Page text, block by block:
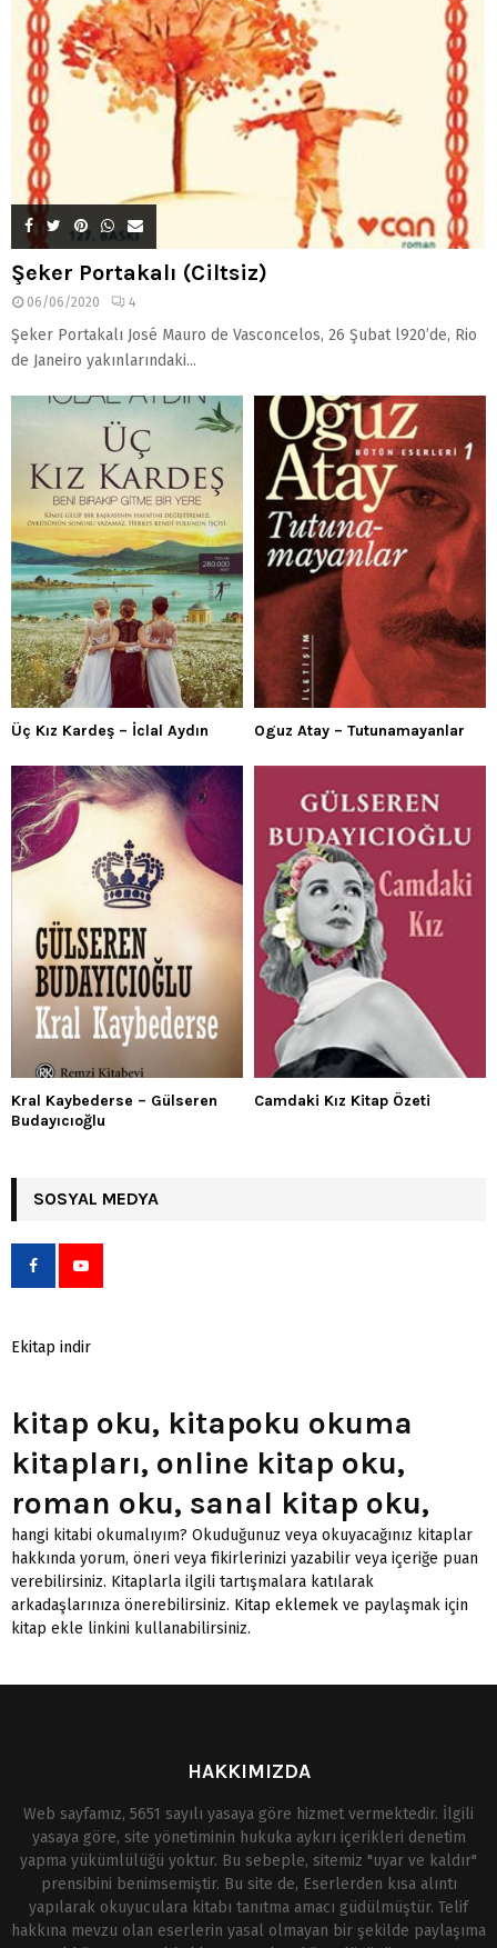
Şeker Portakalı (Ciltsiz)
06/06/2020 4
Şeker Portakalı José Mauro de Vasconcelos, 26 Şubat l920’de, Rio
de Janeiro yakınlarındaki...
Üç Kız Kardeş – İclal Aydın Oguz Atay – Tutunamayanlar
Kral Kaybederse – Gülseren
Budayıcıoğlu
Camdaki Kız Kitap Özeti
SOSYAL MEDYA
Ekitap indir
kitap oku, kitapoku okuma
kitapları, online kitap oku,
roman oku, sanal kitap oku,
hangi kitabi okumalıyım? Okuduğunuz veya okuyacağınız kitaplar
hakkında yorum, öneri veya fikirlerinizi yazabilir veya içeriğe puan
verebilirsiniz. Kitaplarla ilgili tartışmalara katılarak
arkadaşlarınıza önerebilirsiniz. Kitap eklemek ve paylaşmak için
kitap ekle linkini kullanabilirsiniz.
HAKKIMIZDA
Web sayfamız, 5651 sayılı yasaya göre hizmet vermektedir. İlgili
yasaya göre, site yönetiminin hukuka aykırı içerikleri denetim
yapma yükümlülüğü yoktur. Bu sebeple, sitemiz "uyar ve kaldır"
prensibini benimsemiştir. Bu site de, Eserlerden kısa alıntı
yapılarak okuyuculara kitabı tanıtma amacı güdülmüştür. Telif
hakkına mevzu olan eserlerin yasal olmayan bir şekilde paylaşıma